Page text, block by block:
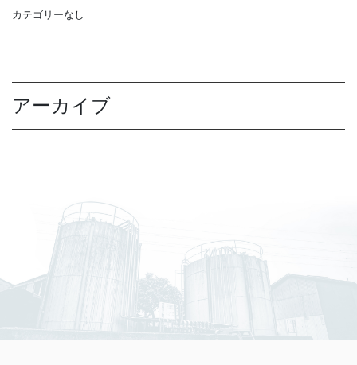
カテゴリーなし
アーカイブ